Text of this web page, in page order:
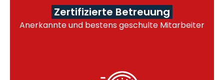
Zertifizierte Betreuung
Anerkannte und bestens geschulte Mitarbeiter